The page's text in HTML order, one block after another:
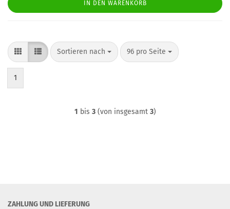
IN DEN WARENKORB
Sortieren nach
Sortieren nach 96 pro Seite
pro Seite
1
1 bis 3(von insgesamt 3)
ZAHLUNG UND LIEFERUNG